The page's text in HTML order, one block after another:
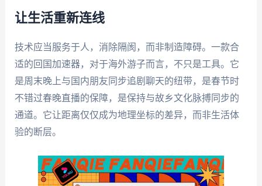
让生活重新连线
技术应当服务于人，消除隔阂，而非制造障碍。一款合
适的回国加速器，对于海外游子而言，不只是工具。它
是周末晚上与国内朋友同步追剧聊天的纽带，是春节时
不错过春晚直播的保障，是保持与故乡文化脉搏同步的
通道。它让距离仅仅成为地理坐标的差异，而非生活体
验的断层。